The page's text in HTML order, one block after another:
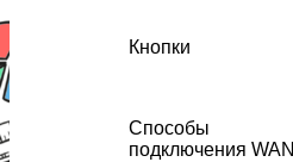
Кнопки
Способы
подключения WAN